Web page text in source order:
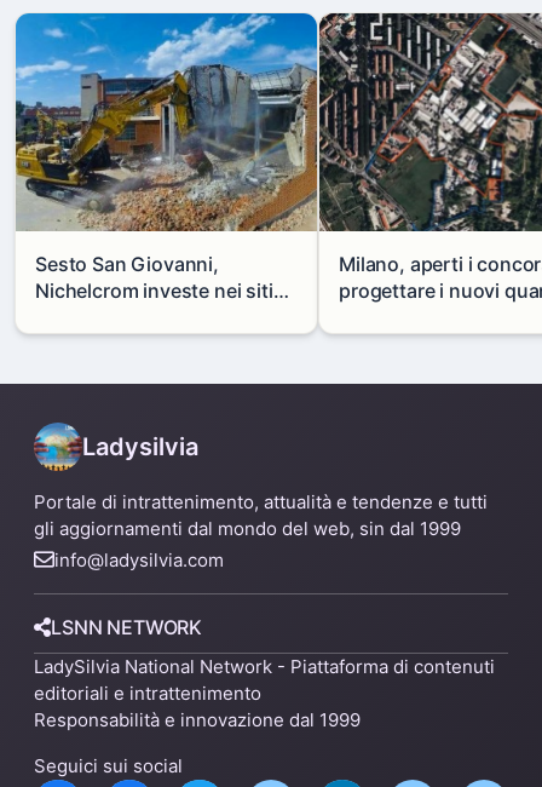
Sesto San Giovanni,
Nichelcrom investe nei siti
capannone per fare spazio a
Milano, aperti i
progettare i nuovi
Mare
Ladysilvia
Portale di intrattenimento, attualità e tendenze e tutti
gli aggiornamenti dal mondo del web, sin dal 1999
info@ladysilvia.com
LSNN NETWORK
LadySilvia National Network - Piattaforma di contenuti
editoriali e intrattenimento
Responsabilità e innovazione dal 1999
Seguici sui social